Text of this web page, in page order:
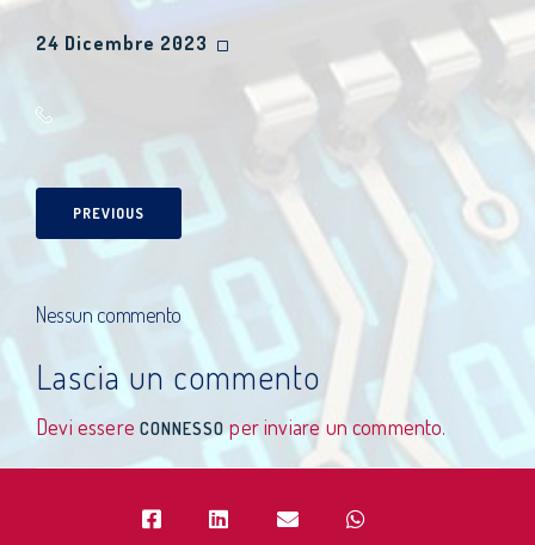
24 Dicembre 2023
PREVIOUS
Nessun commento
Lascia un commento
Devi essereCONNESSO per inviare un commento.